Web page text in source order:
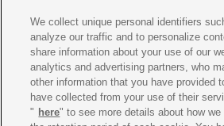
PAS/YPJ用品
その他用品
イベント&エンターテイメント
オンラインショップ
We collect unique personal identifiers
analyze our traffic and to personalize
share information about your use of our
analytics and advertising partners, who
other information that you have provided
have collected from your use of their
" here" to see more details about how